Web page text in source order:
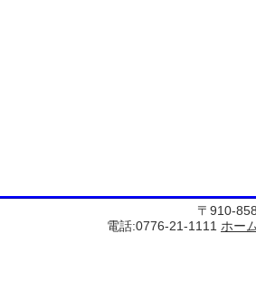
〒910-
電話:0776-21-1111 ホー